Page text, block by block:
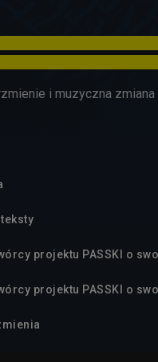
i muzyczna zmiana
projektu PASSKI o
projektu PASSKI o